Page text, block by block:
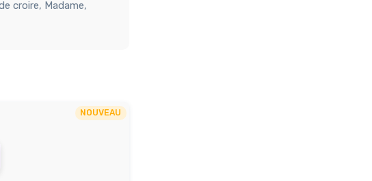
croire, Madame,
NOUVEAU